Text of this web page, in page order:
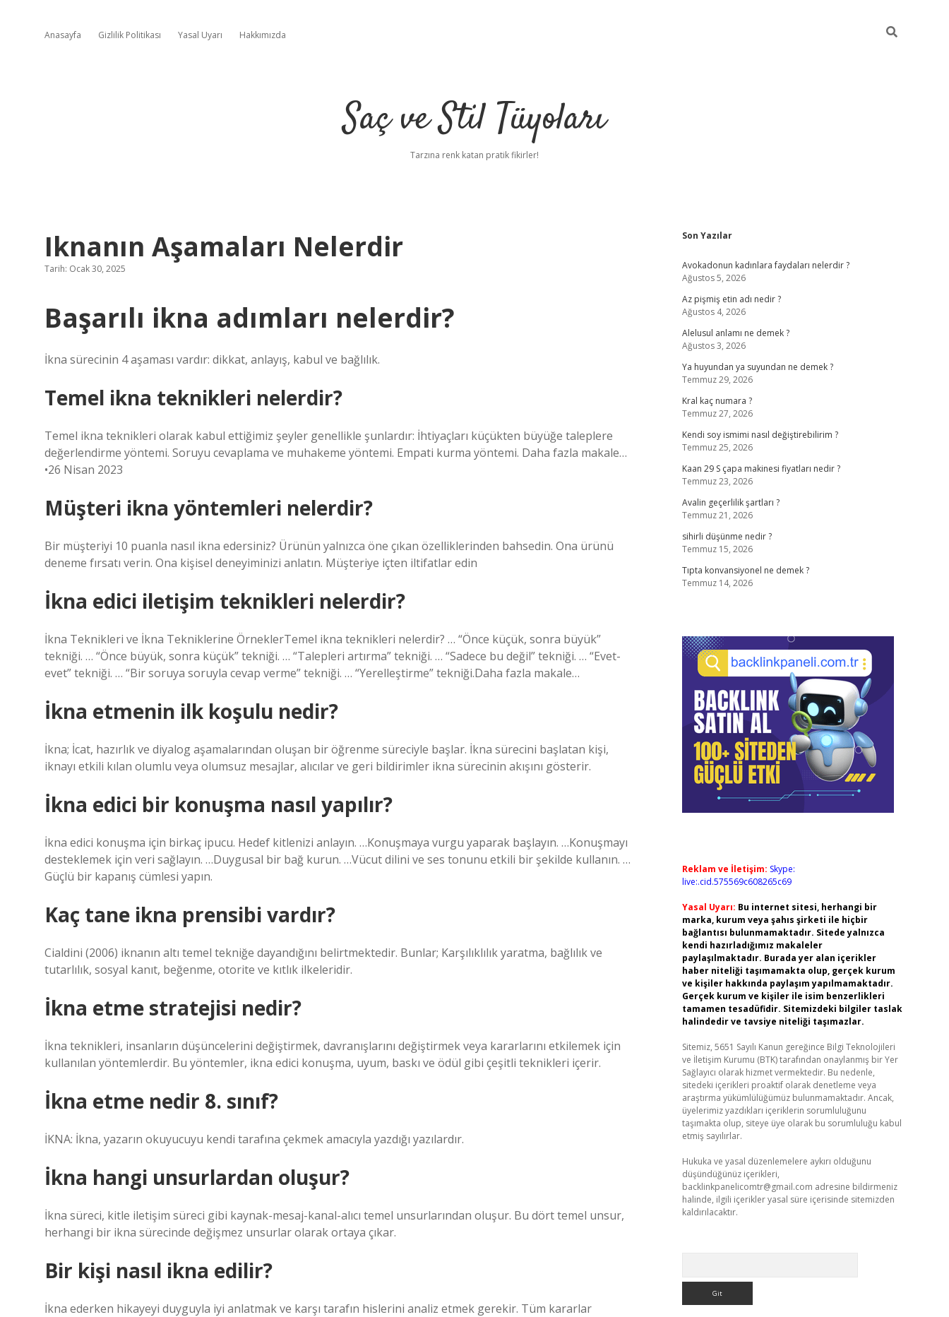
Anasayfa Gizlilik Politikası Yasal Uyarı Hakkımızda
Saç ve Stil Tüyoları
Tarzına renk katan pratik fikirler!
Iknanın Aşamaları Nelerdir
Tarih: Ocak 30, 2025
Başarılı ikna adımları nelerdir?
İkna sürecinin 4 aşaması vardır: dikkat, anlayış, kabul ve bağlılık.
Temel ikna teknikleri nelerdir?
Temel ikna teknikleri olarak kabul ettiğimiz şeyler genellikle şunlardır: İhtiyaçları küçükten büyüğe taleplere
değerlendirme yöntemi. Soruyu cevaplama ve muhakeme yöntemi. Empati kurma yöntemi. Daha fazla makale…
•26 Nisan 2023
Müşteri ikna yöntemleri nelerdir?
Bir müşteriyi 10 puanla nasıl ikna edersiniz? Ürünün yalnızca öne çıkan özelliklerinden bahsedin. Ona ürünü
deneme fırsatı verin. Ona kişisel deneyiminizi anlatın. Müşteriye içten iltifatlar edin
İkna edici iletişim teknikleri nelerdir?
İkna Teknikleri ve İkna Tekniklerine ÖrneklerTemel ikna teknikleri nelerdir? … “Önce küçük, sonra büyük”
tekniği. … “Önce büyük, sonra küçük” tekniği. … “Talepleri artırma” tekniği. … “Sadece bu değil” tekniği. … “Evet-
evet” tekniği. … “Bir soruya soruyla cevap verme” tekniği. … “Yerelleştirme” tekniği.Daha fazla makale…
İkna etmenin ilk koşulu nedir?
İkna; İcat, hazırlık ve diyalog aşamalarından oluşan bir öğrenme süreciyle başlar. İkna sürecini başlatan kişi,
iknayı etkili kılan olumlu veya olumsuz mesajlar, alıcılar ve geri bildirimler ikna sürecinin akışını gösterir.
İkna edici bir konuşma nasıl yapılır?
İkna edici konuşma için birkaç ipucu. Hedef kitlenizi anlayın. …Konuşmaya vurgu yaparak başlayın. …Konuşmayı
desteklemek için veri sağlayın. …Duygusal bir bağ kurun. …Vücut dilini ve ses tonunu etkili bir şekilde kullanın. …
Güçlü bir kapanış cümlesi yapın.
Kaç tane ikna prensibi vardır?
Cialdini (2006) iknanın altı temel tekniğe dayandığını belirtmektedir. Bunlar; Karşılıklılık yaratma, bağlılık ve
tutarlılık, sosyal kanıt, beğenme, otorite ve kıtlık ilkeleridir.
İkna etme stratejisi nedir?
İkna teknikleri, insanların düşüncelerini değiştirmek, davranışlarını değiştirmek veya kararlarını etkilemek için
kullanılan yöntemlerdir. Bu yöntemler, ikna edici konuşma, uyum, baskı ve ödül gibi çeşitli teknikleri içerir.
İkna etme nedir 8. sınıf?
İKNA: İkna, yazarın okuyucuyu kendi tarafına çekmek amacıyla yazdığı yazılardır.
İkna hangi unsurlardan oluşur?
İkna süreci, kitle iletişim süreci gibi kaynak-mesaj-kanal-alıcı temel unsurlarından oluşur. Bu dört temel unsur,
herhangi bir ikna sürecinde değişmez unsurlar olarak ortaya çıkar.
Bir kişi nasıl ikna edilir?
İkna ederken hikayeyi duyguyla iyi anlatmak ve karşı tarafın hislerini analiz etmek gerekir. Tüm kararlar
Sidebar
Son Yazılar
Avokadonun kadınlara faydaları nelerdir ?
Ağustos 5, 2026
Az pişmiş etin adı nedir ?
Ağustos 4, 2026
Alelusul anlamı ne demek ?
Ağustos 3, 2026
Ya huyundan ya suyundan ne demek ?
Temmuz 29, 2026
Kral kaç numara ?
Temmuz 27, 2026
Kendi soy ismimi nasıl değiştirebilirim ?
Temmuz 25, 2026
Kaan 29 S çapa makinesi fiyatları nedir ?
Temmuz 23, 2026
Avalin geçerlilik şartları ?
Temmuz 21, 2026
sihirli düşünme nedir ?
Temmuz 15, 2026
Tıpta konvansiyonel ne demek ?
Temmuz 14, 2026
Reklam ve İletişim: Skype:
live:.cid.575569c608265c69
Yasal Uyarı: Bu internet sitesi, herhangi bir
marka, kurum veya şahıs şirketi ile hiçbir
bağlantısı bulunmamaktadır. Sitede yalnızca
kendi hazırladığımız makaleler
paylaşılmaktadır. Burada yer alan içerikler
haber niteliği taşımamakta olup, gerçek kurum
ve kişiler hakkında paylaşım yapılmamaktadır.
Gerçek kurum ve kişiler ile isim benzerlikleri
tamamen tesadüfidir. Sitemizdeki bilgiler taslak
halindedir ve tavsiye niteliği taşımazlar.
Sitemiz, 5651 Sayılı Kanun gereğince Bilgi Teknolojileri
ve İletişim Kurumu (BTK) tarafından onaylanmış bir Yer
Sağlayıcı olarak hizmet vermektedir. Bu nedenle,
sitedeki içerikleri proaktif olarak denetleme veya
araştırma yükümlülüğümüz bulunmamaktadır. Ancak,
üyelerimiz yazdıkları içeriklerin sorumluluğunu
taşımakta olup, siteye üye olarak bu sorumluluğu kabul
etmiş sayılırlar.
Hukuka ve yasal düzenlemelere aykırı olduğunu
düşündüğünüz içerikleri,
backlinkpanelicomtr@gmail.com adresine bildirmeniz
halinde, ilgili içerikler yasal süre içerisinde sitemizden
kaldırılacaktır.